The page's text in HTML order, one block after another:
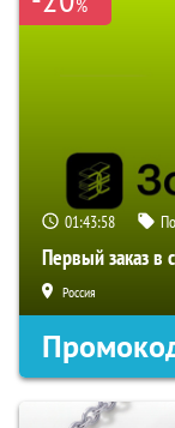
01:43:58
Первый заказ в
Россия